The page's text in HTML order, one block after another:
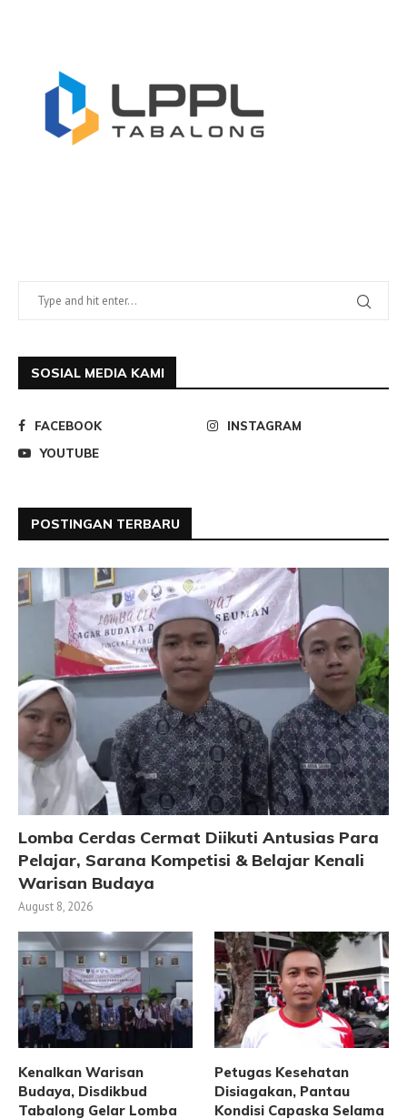
SOSIAL MEDIA KAMI
FACEBOOK
INSTAGRAM
YOUTUBE
POSTINGAN TERBARU
Lomba Cerdas Cermat Diikuti Antusias Para
Pelajar, Sarana Kompetisi & Belajar Kenali
Warisan Budaya
August 8, 2026
Kenalkan Warisan
Budaya, Disdikbud
Tabalong Gelar Lomba
Petugas Kesehatan
Disiagakan, Pantau
Kondisi Capaska Selama